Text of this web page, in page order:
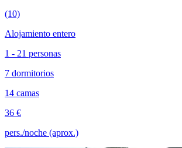
(10)
Alojamiento entero
1 - 21 personas
7 dormitorios
14 camas
36 €
pers./noche (aprox.)